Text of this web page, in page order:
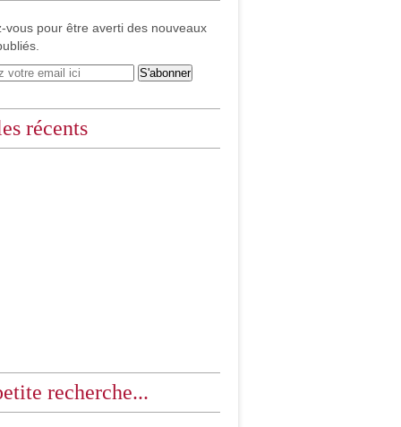
vous pour être averti des nouveaux
récents
recherche...